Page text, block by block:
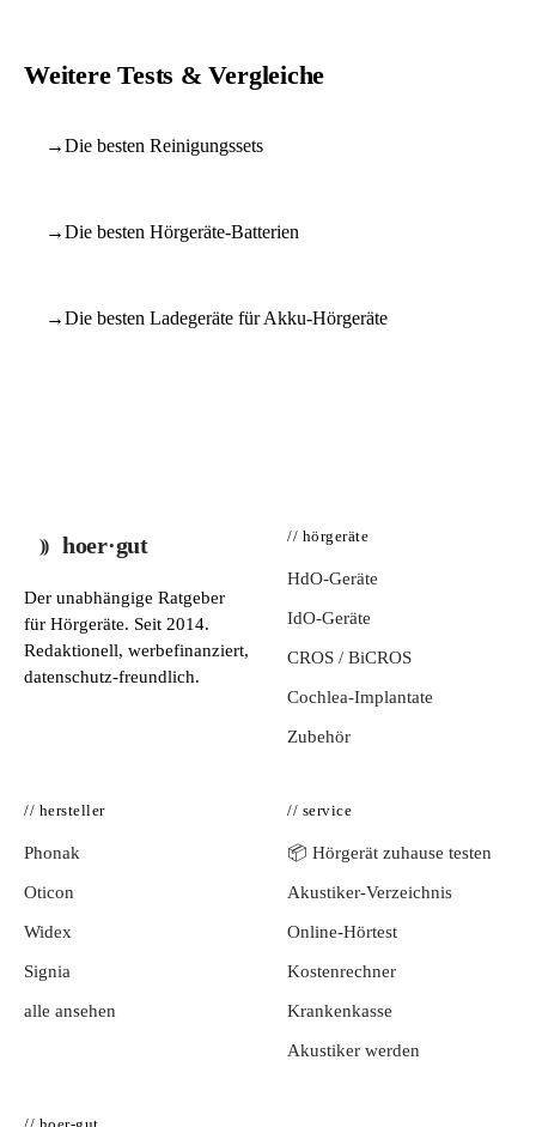
Weitere Tests & Vergleiche
→Die besten Reinigungssets
→Die besten Hörgeräte-Batterien
→Die besten Ladegeräte für Akku-Hörgeräte
hoer·gut
Der unabhängige Ratgeber
für Hörgeräte. Seit 2014.
Redaktionell, werbefinanziert,
datenschutz-freundlich.
// hörgeräte
HdO-Geräte
IdO-Geräte
CROS / BiCROS
Cochlea-Implantate
Zubehör
// hersteller
Phonak
Oticon
Widex
Signia
alle ansehen
// service
📦 Hörgerät zuhause testen
Akustiker-Verzeichnis
Online-Hörtest
Kostenrechner
Krankenkasse
Akustiker werden